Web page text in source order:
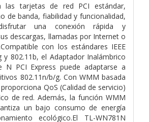
las tarjetas de red PCI estándar,
de banda, fiabilidad y funcionalidad,
una conexión rápida y
descargas, llamadas por Internet o
con los estándares IEEE
y 802.11b, el Adaptador Inalámbrico
N PCI Express puede adaptarse a
802.11n/b/g. Con WMM basada
proporciona QoS (Calidad de servicio)
de red. Además, la función WMM
un bajo consumo de energía
ecológico.El TL-WN781N